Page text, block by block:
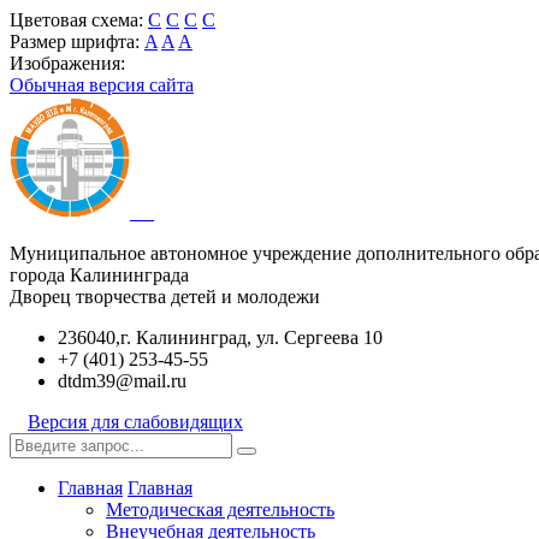
Цветовая схема: C C C C
Размер шрифта: A A A
Изображения:
Обычная версия сайта
Муниципальное автономное учреждение дополнительного
города Калининграда
Дворец творчества детей и молодежи
236040,г. Калининград, ул. Сергеева 10
+7 (401) 253-45-55
dtdm39@mail.ru
Версия для слабовидящих
Главная Главная
Методическая деятельность
Внеучебная деятельность